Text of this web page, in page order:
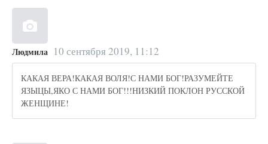
Людмила 10 сентября 2019, 11:12
КАКАЯ ВЕРА!КАКАЯ ВОЛЯ!С НАМИ БОГ!РАЗУМЕЙТЕ
ЯЗЫЦЫ,ЯКО С НАМИ БОГ!!!НИЗКИЙ ПОКЛОН РУССКОЙ
ЖЕНЩИНЕ!